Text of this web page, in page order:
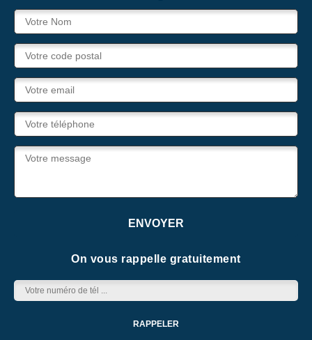
On vous rappelle gratuitement